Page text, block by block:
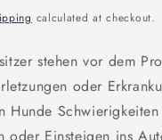
calculated at checkout.
stehen vor dem
oder
Hunde